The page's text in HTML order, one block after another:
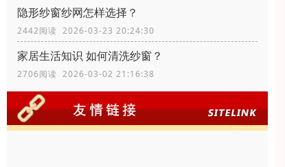
隐形纱窗纱网怎样选择？
2442阅读 2026-03-23 20:24:30
家居生活知识 如何清洗纱窗？
2706阅读 2026-03-02 21:16:38